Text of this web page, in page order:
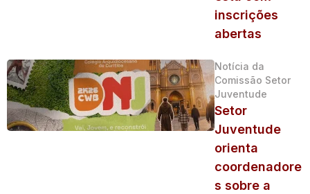
inscrições
abertas
Notícia da
Comissão Setor
Juventude
Setor
Juventude
orienta
coordenadore
s sobre a